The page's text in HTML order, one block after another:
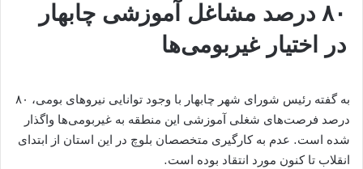
۸۰ درصد مشاغل آموزشی چابهار
در اختیار غیربومی‌ها
به گفته رئیس شورای شهر چابهار با وجود توانایی نیروهای بومی، ۸۰
درصد فرصت‌های شغلی آموزشی این منطقه به غیربومی‌ها واگذار
شده است. عدم به کارگیری متخصصان بلوچ در این استان از ابتدای
انقلاب تا کنون مورد انتقاد بوده است.